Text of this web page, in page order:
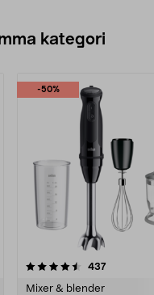
kategori
-50%
437
Mixer & blender
4.5 av 5 stjärnor